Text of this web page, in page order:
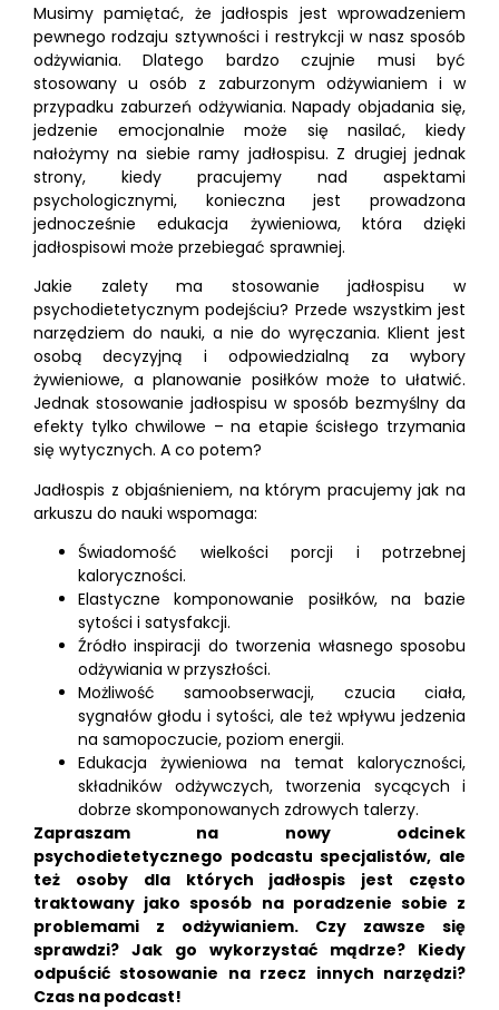
Musimy pamiętać, że jadłospis jest wprowadzeniem
pewnego rodzaju sztywności i restrykcji w nasz sposób
odżywiania. Dlatego bardzo czujnie musi być
stosowany u osób z zaburzonym odżywianiem i w
przypadku zaburzeń odżywiania. Napady objadania się,
jedzenie emocjonalnie może się nasilać, kiedy
nałożymy na siebie ramy jadłospisu. Z drugiej jednak
strony, kiedy pracujemy nad aspektami
psychologicznymi, konieczna jest prowadzona
jednocześnie edukacja żywieniowa, która dzięki
jadłospisowi może przebiegać sprawniej.
Jakie zalety ma stosowanie jadłospisu w
psychodietetycznym podejściu? Przede wszystkim jest
narzędziem do nauki, a nie do wyręczania. Klient jest
osobą decyzyjną i odpowiedzialną za wybory
żywieniowe, a planowanie posiłków może to ułatwić.
Jednak stosowanie jadłospisu w sposób bezmyślny da
efekty tylko chwilowe – na etapie ścisłego trzymania
się wytycznych. A co potem?
Jadłospis z objaśnieniem, na którym pracujemy jak na
arkuszu do nauki wspomaga:
Świadomość wielkości porcji i potrzebnej
kaloryczności.
Elastyczne komponowanie posiłków, na bazie
sytości i satysfakcji.
Źródło inspiracji do tworzenia własnego sposobu
odżywiania w przyszłości.
Możliwość samoobserwacji, czucia ciała,
sygnałów głodu i sytości, ale też wpływu jedzenia
na samopoczucie, poziom energii.
Edukacja żywieniowa na temat kaloryczności,
składników odżywczych, tworzenia sycących i
dobrze skomponowanych zdrowych talerzy.
Zapraszam na nowy odcinek
psychodietetycznego podcastu specjalistów, ale
też osoby dla których jadłospis jest często
traktowany jako sposób na poradzenie sobie z
problemami z odżywianiem. Czy zawsze się
sprawdzi? Jak go wykorzystać mądrze? Kiedy
odpuścić stosowanie na rzecz innych narzędzi?
Czas na podcast!